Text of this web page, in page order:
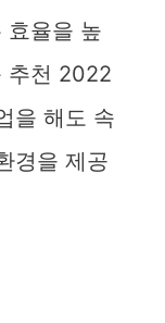
효율을 높
추천 2022
을 해도 속
경을 제공